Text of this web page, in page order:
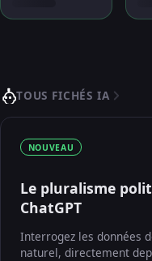
TOUS FICHÉS IA
NOUVEAU
Le pluralisme
ChatGPT
Interrogez les données
naturel, directement